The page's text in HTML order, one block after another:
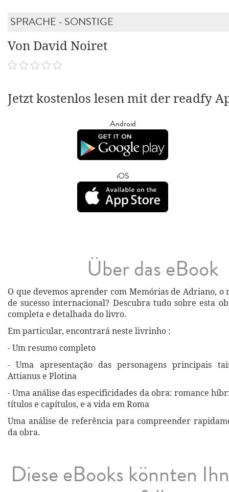
SPRACHE - SONSTIGE
Von David Noiret
Jetzt kostenlos lesen mit der readfy
Android
iOS
Über das eBook
O que devemos aprender com Memórias de Adriano, o
de sucesso internacional? Descubra tudo sobre esta
completa e detalhada do livro.
Em particular, encontrará neste livrinho :
- Um resumo completo
- Uma apresentação das personagens principais
Attianus e Plotina
- Uma análise das especificidades da obra: romance
títulos e capítulos, e a vida em Roma
Uma análise de referência para compreender
da obra.
Diese eBooks könnten